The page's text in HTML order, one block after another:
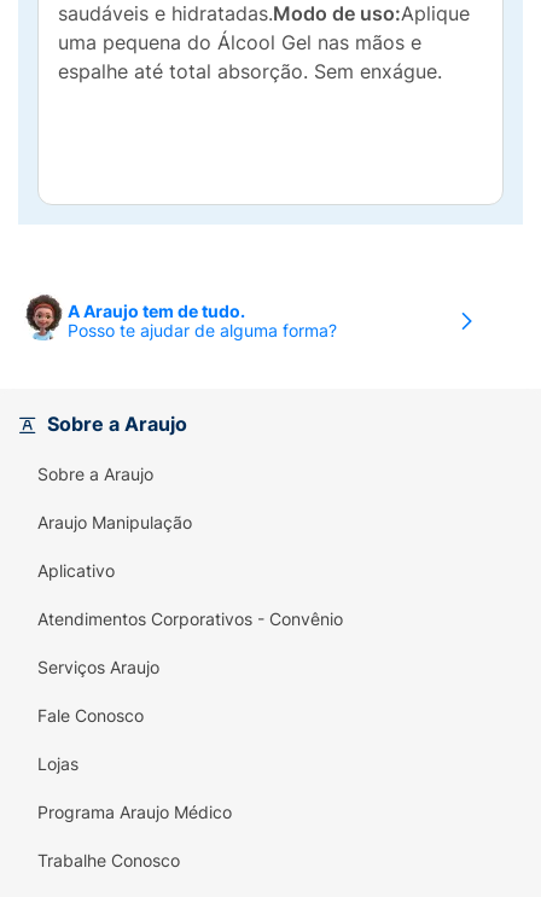
saudáveis e hidratadas.Modo de uso:Aplique
uma pequena do Álcool Gel nas mãos e
espalhe até total absorção. Sem enxágue.
A Araujo tem de tudo.
Posso te ajudar de alguma forma?
Sobre a Araujo
Sobre a Araujo
Araujo Manipulação
Aplicativo
Atendimentos Corporativos - Convênio
Serviços Araujo
Fale Conosco
Lojas
Programa Araujo Médico
Trabalhe Conosco